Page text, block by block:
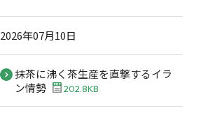
2026年07月10日
抹茶に沸く茶生産を直撃するイラ
ン情勢
202.8KB